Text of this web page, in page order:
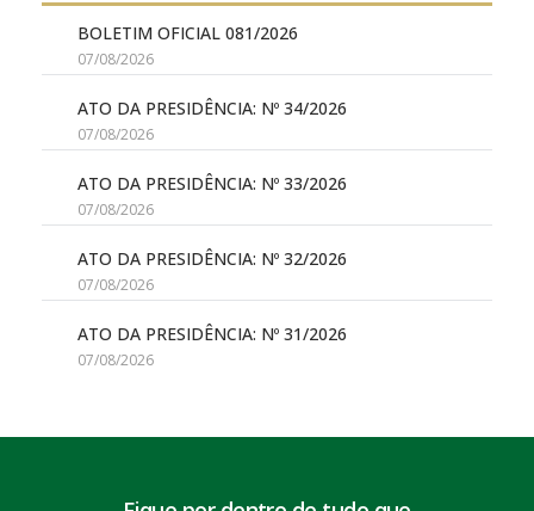
BOLETIM OFICIAL 081/2026
07/08/2026
ATO DA PRESIDÊNCIA: Nº 34/2026
07/08/2026
ATO DA PRESIDÊNCIA: Nº 33/2026
07/08/2026
ATO DA PRESIDÊNCIA: Nº 32/2026
07/08/2026
ATO DA PRESIDÊNCIA: Nº 31/2026
07/08/2026